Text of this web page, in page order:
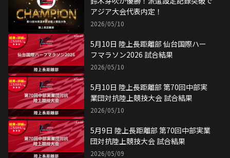
アジア大会代表内定！
2026/05/10
5月10日 陸上長距離部 仙台国際ハー
フマラソン2026 試合結果
2026/05/10
5月10日 陸上長距離部 第70回中部実
業団対抗陸上競技大会 試合結果
2026/05/10
5月9日 陸上長距離部 第70回中部実業
団対抗陸上競技大会 試合結果
2026/05/09